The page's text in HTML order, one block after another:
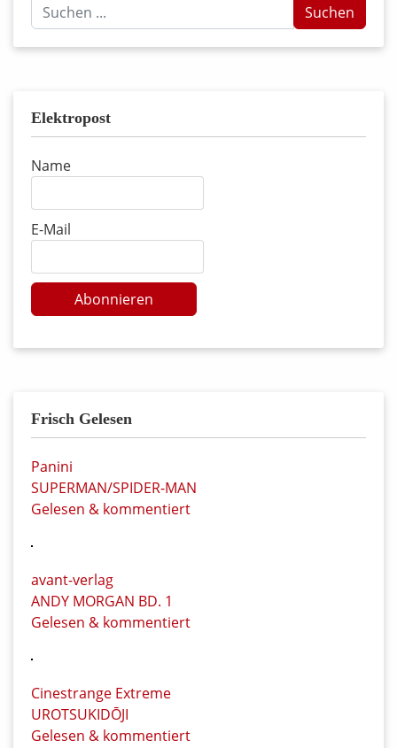
Suchen
...
Suchen
Elektropost
Name
E-Mail
Abonnieren
Frisch Gelesen
Panini
SUPERMAN/SPIDER-MAN
Gelesen & kommentiert
avant-verlag
ANDY MORGAN BD. 1
Gelesen & kommentiert
Cinestrange Extreme
UROTSUKIDŌJI
Gelesen & kommentiert